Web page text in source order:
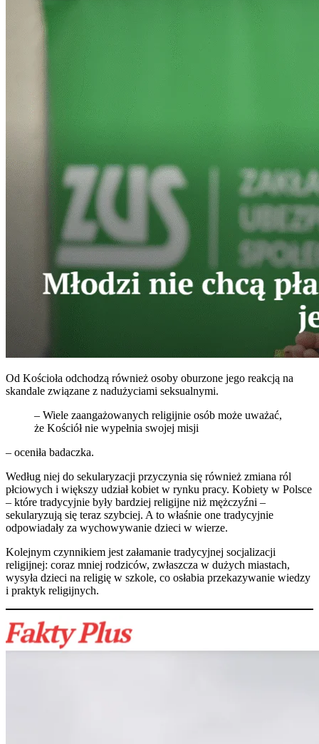
Od Kościoła odchodzą również osoby oburzone jego reakcją na
skandale związane z nadużyciami seksualnymi.
– Wiele zaangażowanych religijnie osób może uważać,
że Kościół nie wypełnia swojej misji
– oceniła badaczka.
Według niej do sekularyzacji przyczynia się również zmiana ról
płciowych i większy udział kobiet w rynku pracy. Kobiety w Polsce
– które tradycyjnie były bardziej religijne niż mężczyźni –
sekularyzują się teraz szybciej. A to właśnie one tradycyjnie
odpowiadały za wychowywanie dzieci w wierze.
Kolejnym czynnikiem jest załamanie tradycyjnej socjalizacji
religijnej: coraz mniej rodziców, zwłaszcza w dużych miastach,
wysyła dzieci na religię w szkole, co osłabia przekazywanie wiedzy
i praktyk religijnych.